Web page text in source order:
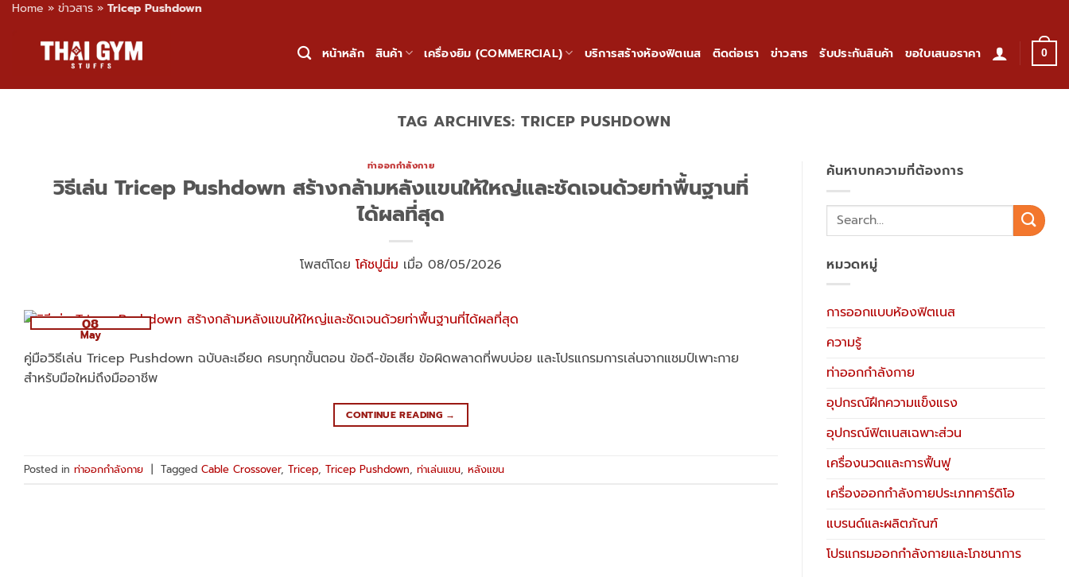
Home » ข่าวสาร » Tricep Pushdown
content
หน้าหลัก สินค้า เครื่องยิม (COMMERCIAL) บริการสร้างห้องฟิตเนส ติดต่อเรา ข่าวสาร รับประกันสินค้า ขอใบเสนอราคา 0
TAG ARCHIVES:TRICEP PUSHDOWN
ท่าออกกำลังกาย
วิธีเล่น Tricep Pushdown สร้างกล้ามหลังแขนให้ใหญ่และชัดเจนด้วยท่าพื้นฐานที่
ได้ผลที่สุด
โพสต์โดย โค้ชปูนิ่ม เมื่อ 08/05/2026
08
May
คู่มือวิธีเล่น Tricep Pushdown ฉบับละเอียด ครบทุกขั้นตอน ข้อดี-ข้อเสีย ข้อผิดพลาดที่พบบ่อย และโปรแกรมการเล่นจากแชมป์เพาะกาย
สำหรับมือใหม่ถึงมืออาชีพ
CONTINUE READING →
Posted in ท่าออกกำลังกาย | Tagged Cable Crossover, Tricep, Tricep Pushdown, ท่าเล่นแขน, หลังแขน
ค้นหาบทความที่ต้องการ
หมวดหมู่
การออกแบบห้องฟิตเนส
ความรู้
ท่าออกกำลังกาย
อุปกรณ์ฝึกความแข็งแรง
อุปกรณ์ฟิตเนสเฉพาะส่วน
เครื่องนวดและการฟื้นฟู
เครื่องออกกำลังกายประเภทคาร์ดิโอ
แบรนด์และผลิตภัณฑ์
โปรแกรมออกกำลังกายและโภชนาการ